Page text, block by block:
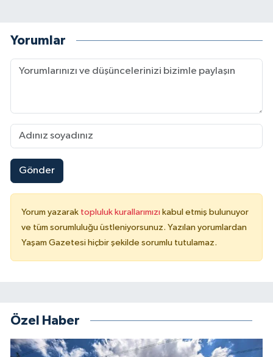
Yorumlar
Gönder
Yorum yazarak topluluk kurallarımızı kabul etmiş bulunuyor
ve tüm sorumluluğu üstleniyorsunuz. Yazılan yorumlardan
Yaşam Gazetesi hiçbir şekilde sorumlu tutulamaz.
Özel Haber